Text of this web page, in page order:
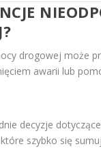
drogowej może
awarii lub
decyzje
szybko się